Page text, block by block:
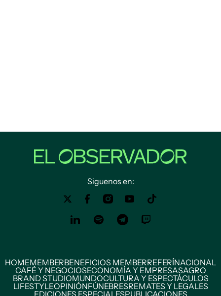
Siguenos en:
HOMEMEMBERBENEFICIOS MEMBERREFERÍNACIONAL
CAFÉ Y NEGOCIOSECONOMÍA Y EMPRESASAGRO
BRAND STUDIOMUNDOCULTURA Y ESPECTÁCULOS
LIFESTYLEOPINIÓNFÚNEBRESREMATES Y LEGALES